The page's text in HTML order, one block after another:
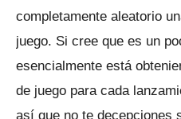
completamente aleatorio
juego. Si cree que es un
esencialmente está
de juego para cada
así que no te decepciones